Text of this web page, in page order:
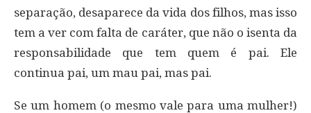
separação, desaparece da vida dos filhos, mas isso
tem a ver com falta de caráter, que não o isenta da
responsabilidade que tem quem é pai. Ele
continua pai, um mau pai, mas pai.
Se um homem (o mesmo vale para uma mulher!)